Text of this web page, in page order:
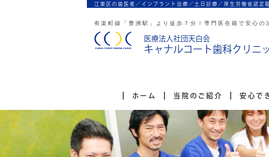
江東区の歯医者／インプラント治療／ 土日診療／厚生労働省認定
有楽町線「豊洲駅」より徒歩７分！ 専門医在籍で安心の
医療法人社団天白会
キャナルコート歯科クリニ
ホーム 当院のご紹介 安心で